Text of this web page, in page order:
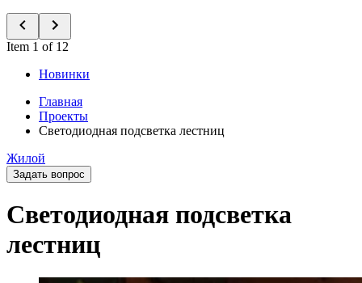
Item 1 of 12
Новинки
Главная
Проекты
Светодиодная подсветка лестниц
Жилой
Задать вопрос
Светодиодная подсветка
лестниц